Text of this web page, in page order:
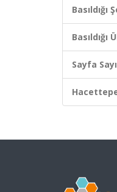
Basıldığı
Basıldığı
Sayfa